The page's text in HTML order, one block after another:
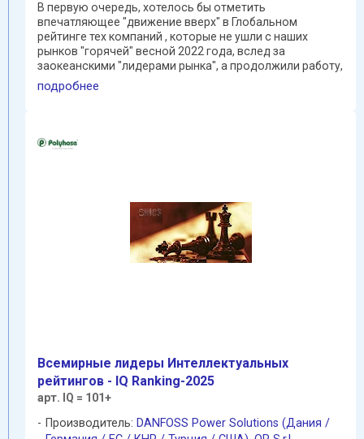
В первую очередь, хотелось бы отметить
впечатляющее "движение вверх" в Глобальном
рейтинге тех компаний , которые не ушли с наших
рынков "горячей" весной 2022 года, вслед за
заокеанскими "лидерами рынка", а продолжили работу,
преодолевая порою не ...
подробнее
Всемирные лидеры Интеллектуальных
рейтингов - IQ Ranking-2025
арт. IQ = 101+
Производитель: DANFOSS Power Solutions (Дания /